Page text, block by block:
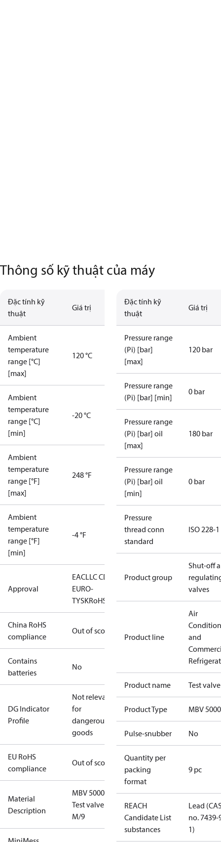
Thông số kỹ thuật của máy
Đặc tính kỹ
thuật
Giá trị
Ambient
temperature
range [°C]
[max]
120 °C
Ambient
temperature
range [°C]
[min]
-20 °C
Ambient
temperature
range [°F]
[max]
248 °F
Ambient
temperature
range [°F]
[min]
-4 °F
Approval
EACLLC CDC
EURO-
TYSKRoHS
China RoHS
compliance
Out of scope
Contains
batteries
No
DG Indicator
Profile
Not relevant
for
dangerous
goods
EU RoHS
compliance
Out of scope
Material
Description
MBV 5000
Test valve
M/9
Đặc tính kỹ
thuật
Giá trị
Pressure range
(Pi) [bar]
[max]
120 bar
Pressure range
(Pi) [bar] [min]
0 bar
Pressure range
(Pi) [bar] oil
[max]
180 bar
Pressure range
(Pi) [bar] oil
[min]
0 bar
Pressure
thread conn
standard
ISO 228-1
Product group
Shut-off
valves
Product line
Air
and
Product name Test valve
Product Type MBV 5000
Pulse-snubber No
Quantity per
packing
format
9 pc
REACH
Candidate List
substances
Lead
no. 7439-
1)